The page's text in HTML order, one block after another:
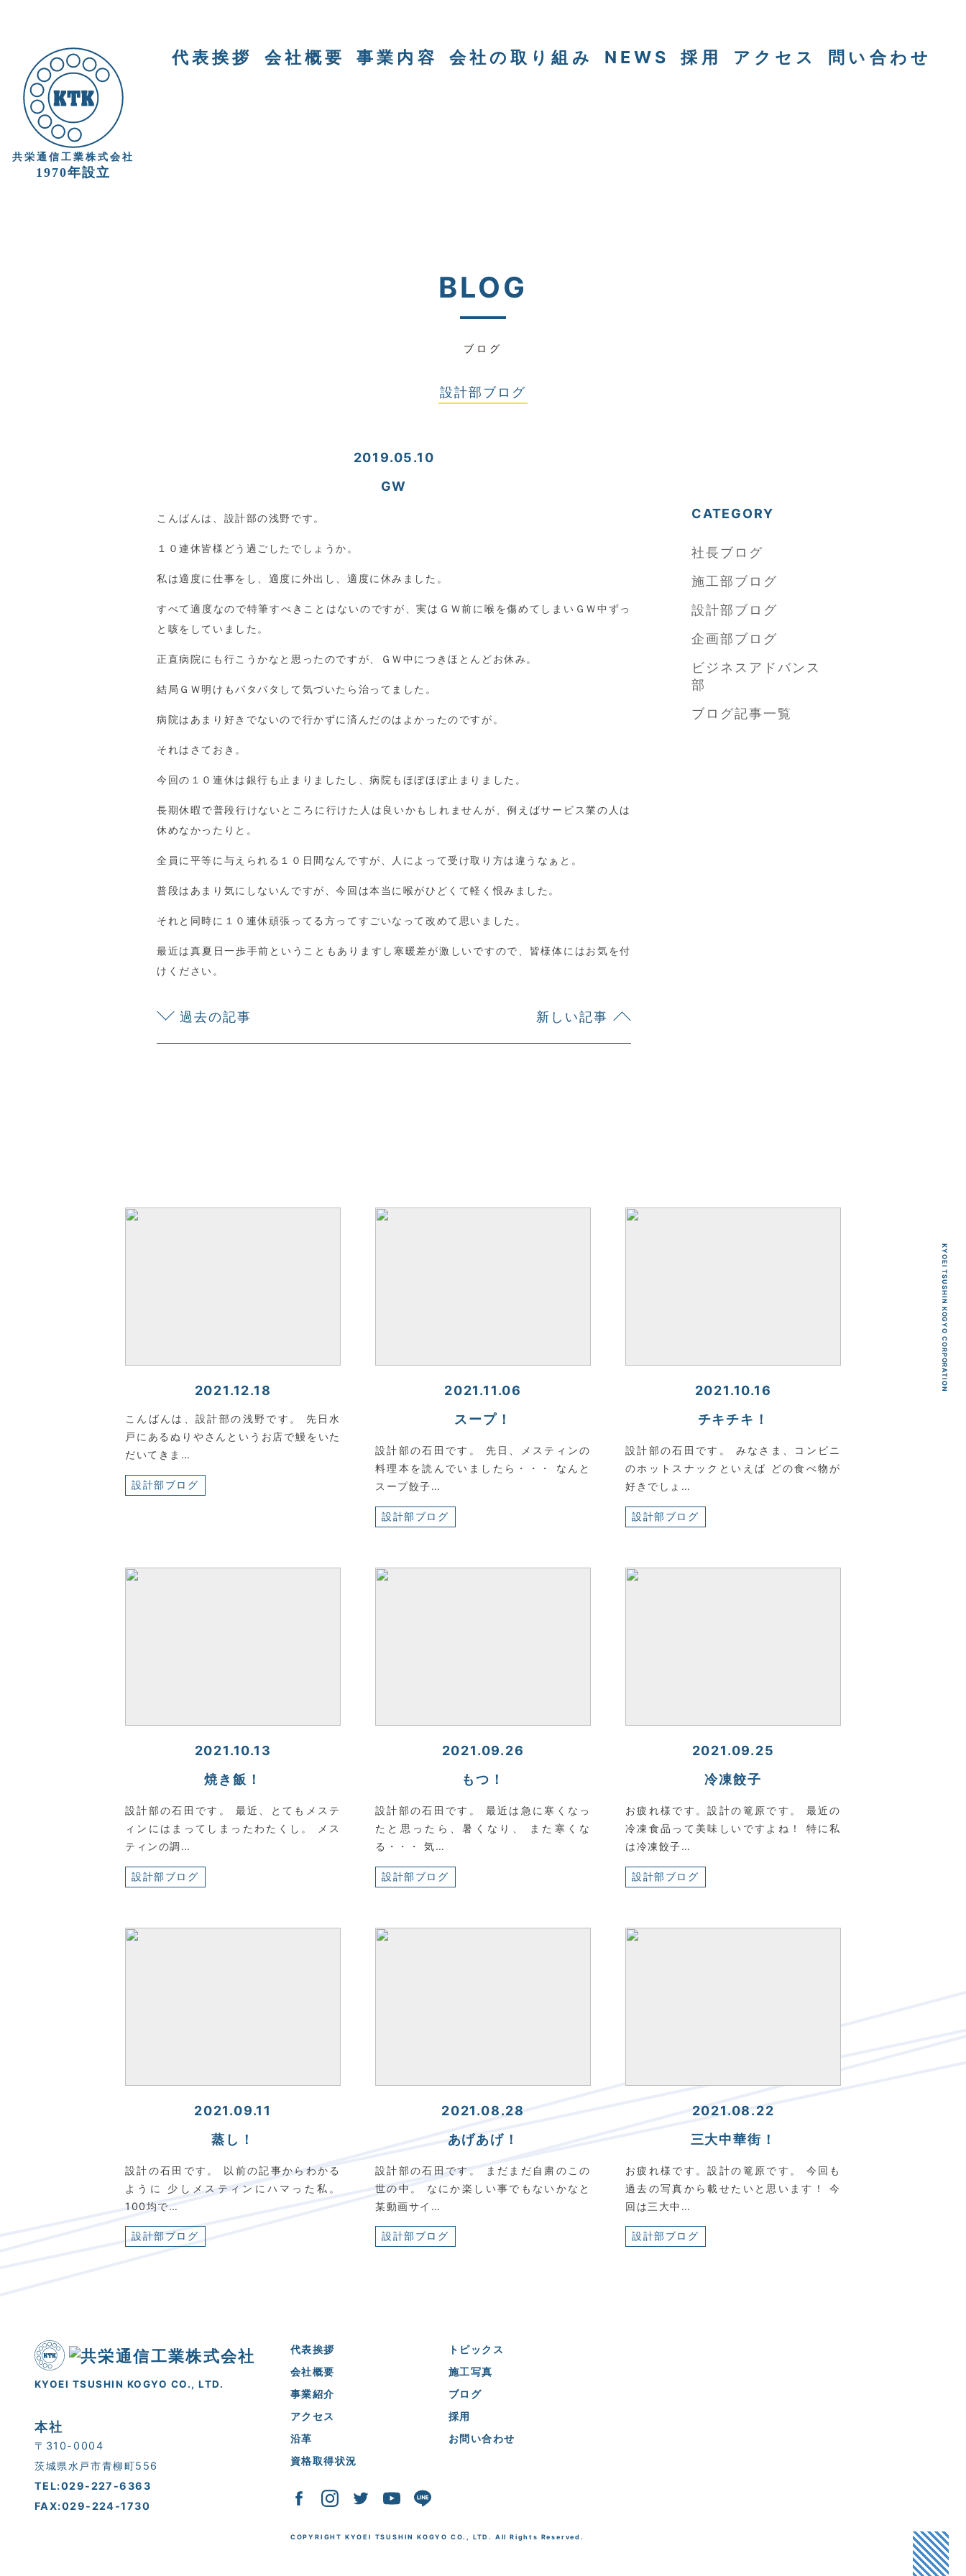
共栄通信工業株式会社
1970年設立
代表挨拶 会社概要 事業内容 会社の取り組み NEWS 採用 アクセス 問い合わせ
BLOG
ブログ
設計部ブログ
2019.05.10
GW
こんばんは、設計部の浅野です。
１０連休皆様どう過ごしたでしょうか。
私は適度に仕事をし、適度に外出し、適度に休みました。
すべて適度なので特筆すべきことはないのですが、実はＧＷ前に喉を傷めてしまいＧＷ中ずっ
と咳をしていました。
正直病院にも行こうかなと思ったのですが、ＧＷ中につきほとんどお休み。
結局ＧＷ明けもバタバタして気づいたら治ってました。
病院はあまり好きでないので行かずに済んだのはよかったのですが。
それはさておき。
今回の１０連休は銀行も止まりましたし、病院もほぼほぼ止まりました。
長期休暇で普段行けないところに行けた人は良いかもしれませんが、例えばサービス業の人は
休めなかったりと。
全員に平等に与えられる１０日間なんですが、人によって受け取り方は違うなぁと。
普段はあまり気にしないんですが、今回は本当に喉がひどくて軽く恨みました。
それと同時に１０連休頑張ってる方ってすごいなって改めて思いました。
最近は真夏日一歩手前ということもありますし寒暖差が激しいですので、皆様体にはお気を付
けください。
過去の記事 新しい記事
CATEGORY
社長ブログ
施工部ブログ
設計部ブログ
企画部ブログ
ビジネスアドバンス
部
ブログ記事一覧
2021.12.18
こんばんは、設計部の浅野です。 先日水
戸にあるぬりやさんというお店で鰻をいた
だいてきま…
設計部ブログ
2021.11.06
スープ！
設計部の石田です。 先日、メスティンの
料理本を読んでいましたら・・・ なんと
スープ餃子…
設計部ブログ
2021.10.16
チキチキ！
設計部の石田です。 みなさま、コンビニ
のホットスナックといえば どの食べ物が
好きでしょ…
設計部ブログ
2021.10.13
焼き飯！
設計部の石田です。 最近、とてもメステ
ィンにはまってしまったわたくし。 メス
ティンの調…
設計部ブログ
2021.09.26
もつ！
設計部の石田です。 最近は急に寒くなっ
たと思ったら、暑くなり、 また寒くな
る・・・ 気…
設計部ブログ
2021.09.25
冷凍餃子
お疲れ様です。設計の篭原です。 最近の
冷凍食品って美味しいですよね！ 特に私
は冷凍餃子…
設計部ブログ
2021.09.11
蒸し！
設計の石田です。 以前の記事からわかる
ように 少しメスティンにハマった私。
100均で…
設計部ブログ
2021.08.28
あげあげ！
設計部の石田です。 まだまだ自粛のこの
世の中。 なにか楽しい事でもないかなと
某動画サイ…
設計部ブログ
2021.08.22
三大中華街！
お疲れ様です。設計の篭原です。 今回も
過去の写真から載せたいと思います！ 今
回は三大中…
設計部ブログ
KYOEI TSUSHIN KOGYO CO., LTD.
本社
〒310-0004
茨城県水戸市青柳町556
TEL:029-227-6363
FAX:029-224-1730
代表挨拶
会社概要
事業紹介
アクセス
沿革
資格取得状況
トピックス
施工写真
ブログ
採用
お問い合わせ
COPYRIGHT KYOEI TSUSHIN KOGYO CO., LTD. All Rights Reserved.
KYOEI TSUSHIN KOGYO CORPORATION